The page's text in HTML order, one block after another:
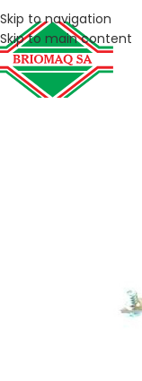
Skip to navigation
Skip to main content